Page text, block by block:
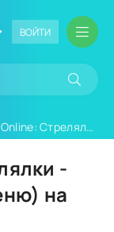
ВОЙТИ
- Free FPS шутер (Мод меню)
-
на